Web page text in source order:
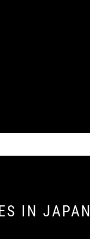
IN JAPAN